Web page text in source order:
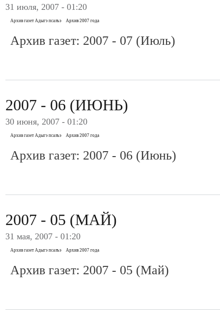
31 июля, 2007 - 01:20
Архив газет Адыгэ псалъэ Архив 2007 года
Архив газет: 2007 - 07 (Июль)
2007 - 06 (ИЮНЬ)
30 июня, 2007 - 01:20
Архив газет Адыгэ псалъэ Архив 2007 года
Архив газет: 2007 - 06 (Июнь)
2007 - 05 (МАЙ)
31 мая, 2007 - 01:20
Архив газет Адыгэ псалъэ Архив 2007 года
Архив газет: 2007 - 05 (Май)